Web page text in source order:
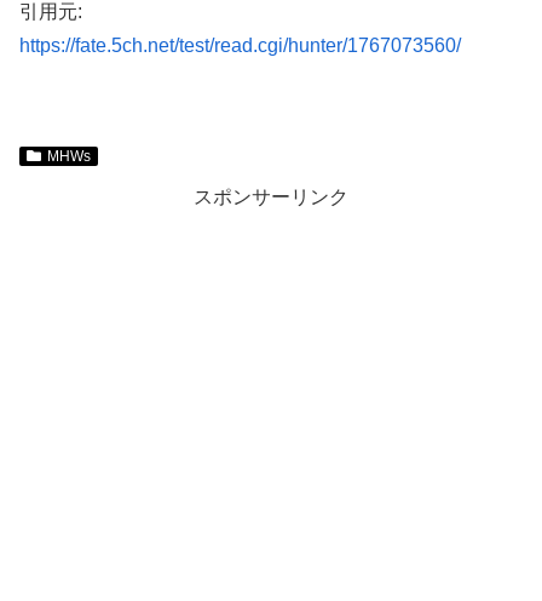
引用元:
https://fate.5ch.net/test/read.cgi/hunter/1767073560/
MHWs
スポンサーリンク